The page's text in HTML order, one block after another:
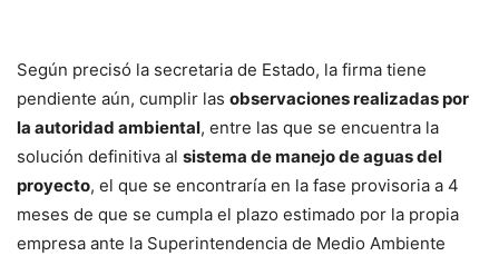
Según precisó la secretaria de Estado, la firma tiene
pendiente aún, cumplir las observaciones realizadas por
la autoridad ambiental, entre las que se encuentra la
solución definitiva al sistema de manejo de aguas del
proyecto, el que se encontraría en la fase provisoria a 4
meses de que se cumpla el plazo estimado por la propia
empresa ante la Superintendencia de Medio Ambiente